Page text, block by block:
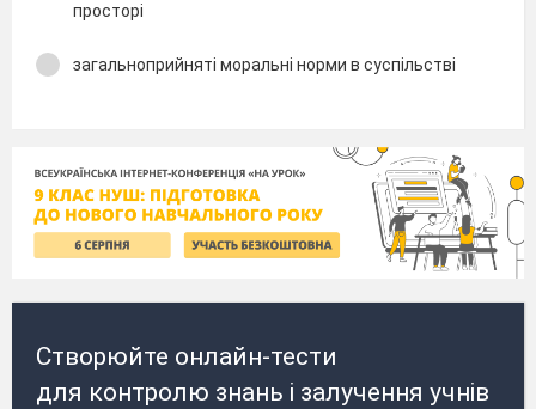
просторі
загальноприйняті моральні норми в суспільстві
Створюйте онлайн-тести
для контролю знань і залучення учнів